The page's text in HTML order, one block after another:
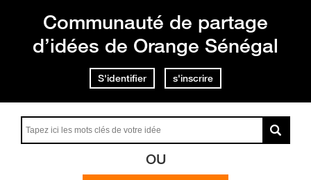
Communauté de partage
d’idées de Orange Sénégal
S'identifier s'inscrire
OU